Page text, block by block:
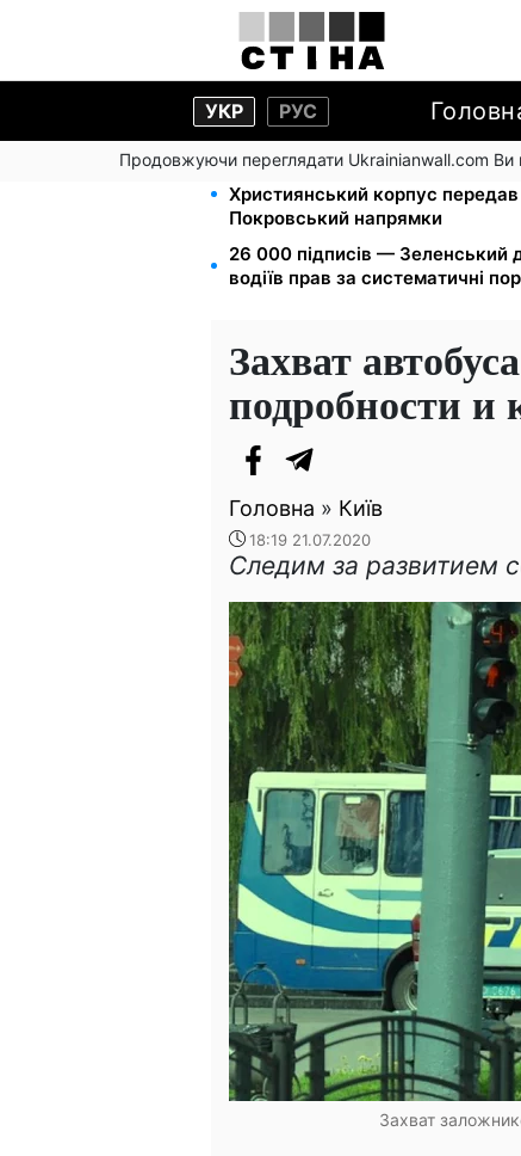
УКР РУС
Продовжуючи переглядати Ukrainianwall.com
Мавіки, зарядні станції та
Християнський корпус
Покровський напрямки
26 000 підписів — Зеленський
водіїв прав за систематичні
Захват
подробности и
Головна » Київ
18:19 21.07.2020
Следим за развитием
Захват